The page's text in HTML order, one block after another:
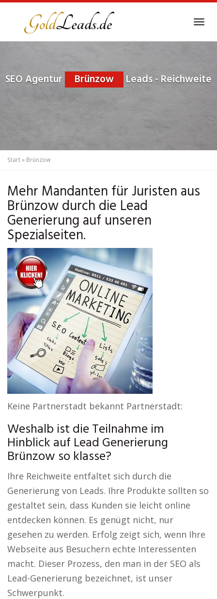
SEO Agentur Brünzow Leads - Reichweite
Start» Brünzow
Mehr Mandanten für Juristen aus
Brünzow durch die Lead
Generierung auf unseren
Spezialseiten.
Keine Partnerstadt bekannt Partnerstadt:
Weshalb ist die Teilnahme im
Hinblick auf Lead Generierung
Brünzow so klasse?
Ihre Reichweite entfaltet sich durch die
Generierung von Leads. Ihre Produkte sollten so
gestaltet sein, dass Kunden sie leicht online
entdecken können. Es genügt nicht, nur
gesehen zu werden. Erfolg zeigt sich, wenn Ihre
Webseite aus Besuchern echte Interessenten
macht. Dieser Prozess, den man in der SEO als
Lead-Generierung bezeichnet, ist unser
Schwerpunkt.